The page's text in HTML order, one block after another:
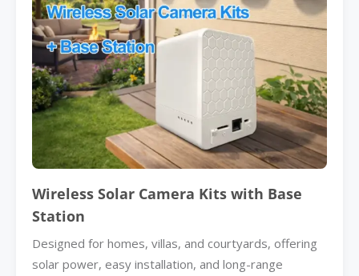
Wireless Solar Camera Kits with Base
Station
Designed for homes, villas, and courtyards, offering
solar power, easy installation, and long-range